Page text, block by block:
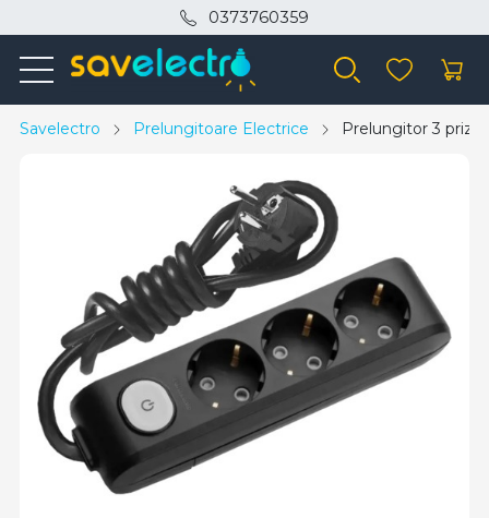
0373760359
Savelectro Prelungitoare Electrice Prelungitor 3